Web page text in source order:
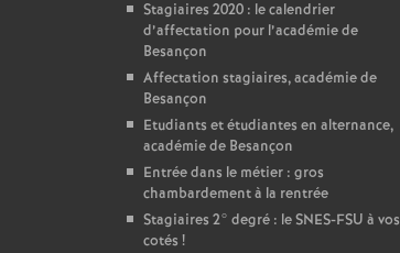
o
u
r
s
Stagiaires 2020 : le calendrier
d’affectation pour l’académie de
Besançon
Affectation stagiaires, académie de
Besançon
Etudiants et étudiantes en alternance,
académie de Besançon
Entrée dans le métier : gros
chambardement à la rentrée
Stagiaires 2° degré : le SNES-FSU à vos
cotés !